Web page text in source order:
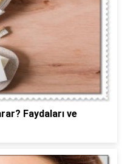
Faydaları ve